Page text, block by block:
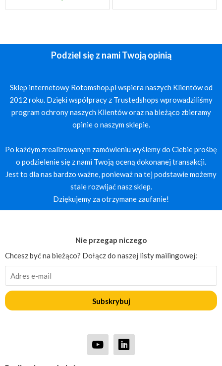
Podziel się z nami Twoją opinią
Sklep internetowy Rotomshop.pl wspiera naszych Klientów od
2012 roku. Dzięki współpracy z Trustedshops wprowadziliśmy
program ochrony naszych Klientów oraz na bieżąco zbieramy
opinie o naszym sklepie.
Po każdym zrealizowanym zamówieniu wyślemy do Ciebie prośbę
o podzielenie się z nami Twoją oceną dokonanej transakcji.
Jest to dla nas bardzo ważne, ponieważ na tej podstawie możemy
stale rozwijać nasz sklep.
Dziękujemy za otrzymane zaufanie!
Nie przegap niczego
Chcesz być na bieżąco? Dołącz do naszej listy mailingowej:
Subskrybuj